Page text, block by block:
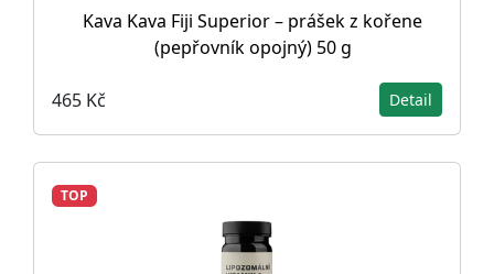
Kava Kava Fiji Superior – prášek z kořene
(pepřovník opojný) 50 g
465 Kč Detail
TOP